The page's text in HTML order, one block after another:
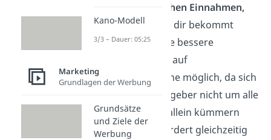
monatlichen Einnahmen,
welche er von dir bekommt
Zudem ist eine bessere
Fokussierung auf
Arbeitsbereiche möglich, da sich
der Franchisegeber nicht um alle
Zweigstellen allein kümmern
muss. Dies fördert gleichzeitig
Kano-Modell
3/3 – Dauer: 05:25
Marketing
Grundlagen der Werbung
Grundsätze
und Ziele der
Werbung